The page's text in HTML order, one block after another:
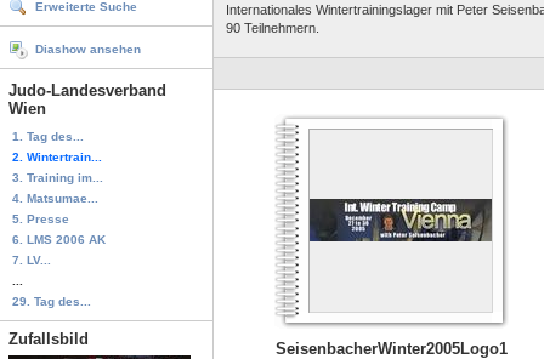
Erweiterte Suche
Diashow ansehen
Judo-Landesverband
Wien
1. Tag des...
2. Wintertrain...
3. Training im...
4. Matsumae...
5. Presse
6. LMS 2006 AK
7. LV...
29. Tag des...
Zufallsbild
Internationales Wintertrainingslager mit Peter
90 Teilnehmern.
SeisenbacherWinter2005Logo1